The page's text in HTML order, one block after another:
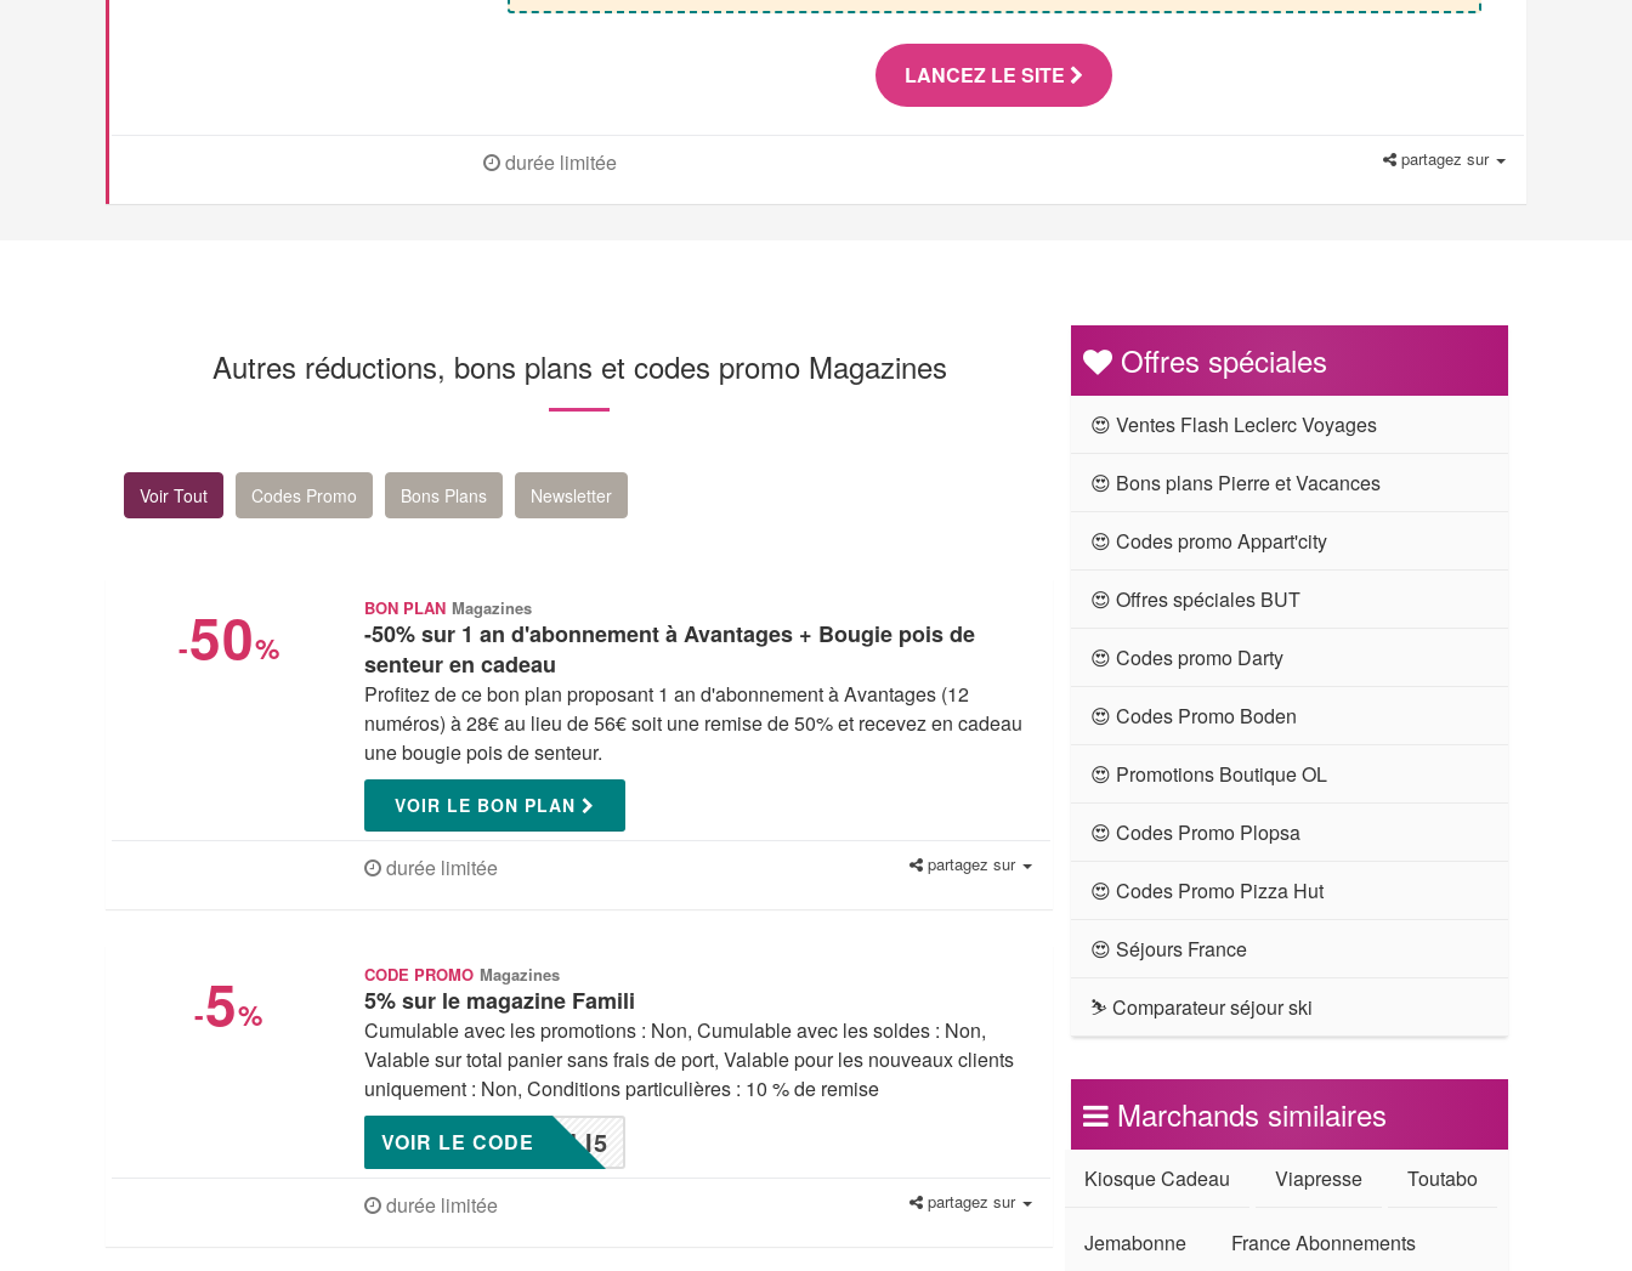
LANCEZ LE SITE
durée limitée partagez sur
Autres réductions, bons plans et codes promo Magazines
Voir Tout Codes Promo Bons Plans Newsletter
-50%
BON PLAN Magazines
-50% sur 1 an d'abonnement à Avantages + Bougie pois de
senteur en cadeau
Profitez de ce bon plan proposant 1 an d'abonnement à Avantages (12
numéros) à 28€ au lieu de 56€ soit une remise de 50% et recevez en cadeau
une bougie pois de senteur.
VOIR LE BON PLAN
durée limitée partagez sur
-5%
CODE PROMO Magazines
5% sur le magazine Famili
Cumulable avec les promotions : Non, Cumulable avec les soldes : Non,
Valable sur total panier sans frais de port, Valable pour les nouveaux clients
uniquement : Non, Conditions particulières : 10 % de remise
LI5
VOIR LE CODE
durée limitée partagez sur
Offres spéciales
😍 Ventes Flash Leclerc Voyages
😍 Bons plans Pierre et Vacances
😍 Codes promo Appart'city
😍 Offres spéciales BUT
😍 Codes promo Darty
😍 Codes Promo Boden
😍 Promotions Boutique OL
😍 Codes Promo Plopsa
😍 Codes Promo Pizza Hut
😍 Séjours France
⛷ Comparateur séjour ski
Marchands similaires
Kiosque Cadeau Viapresse Toutabo
Jemabonne France Abonnements